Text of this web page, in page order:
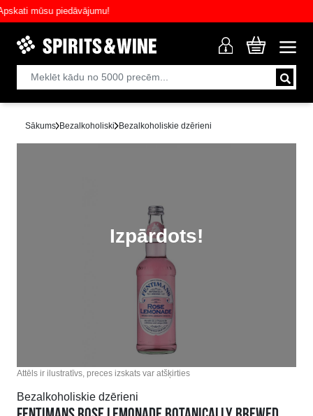
mūsu piedāvājumu!
Sākums Bezalkoholiski Bezalkoholiskie dzērieni
Izpārdots!
Attēls ir ilustratīvs, preces izskats var atšķirties
Bezalkoholiskie dzērieni